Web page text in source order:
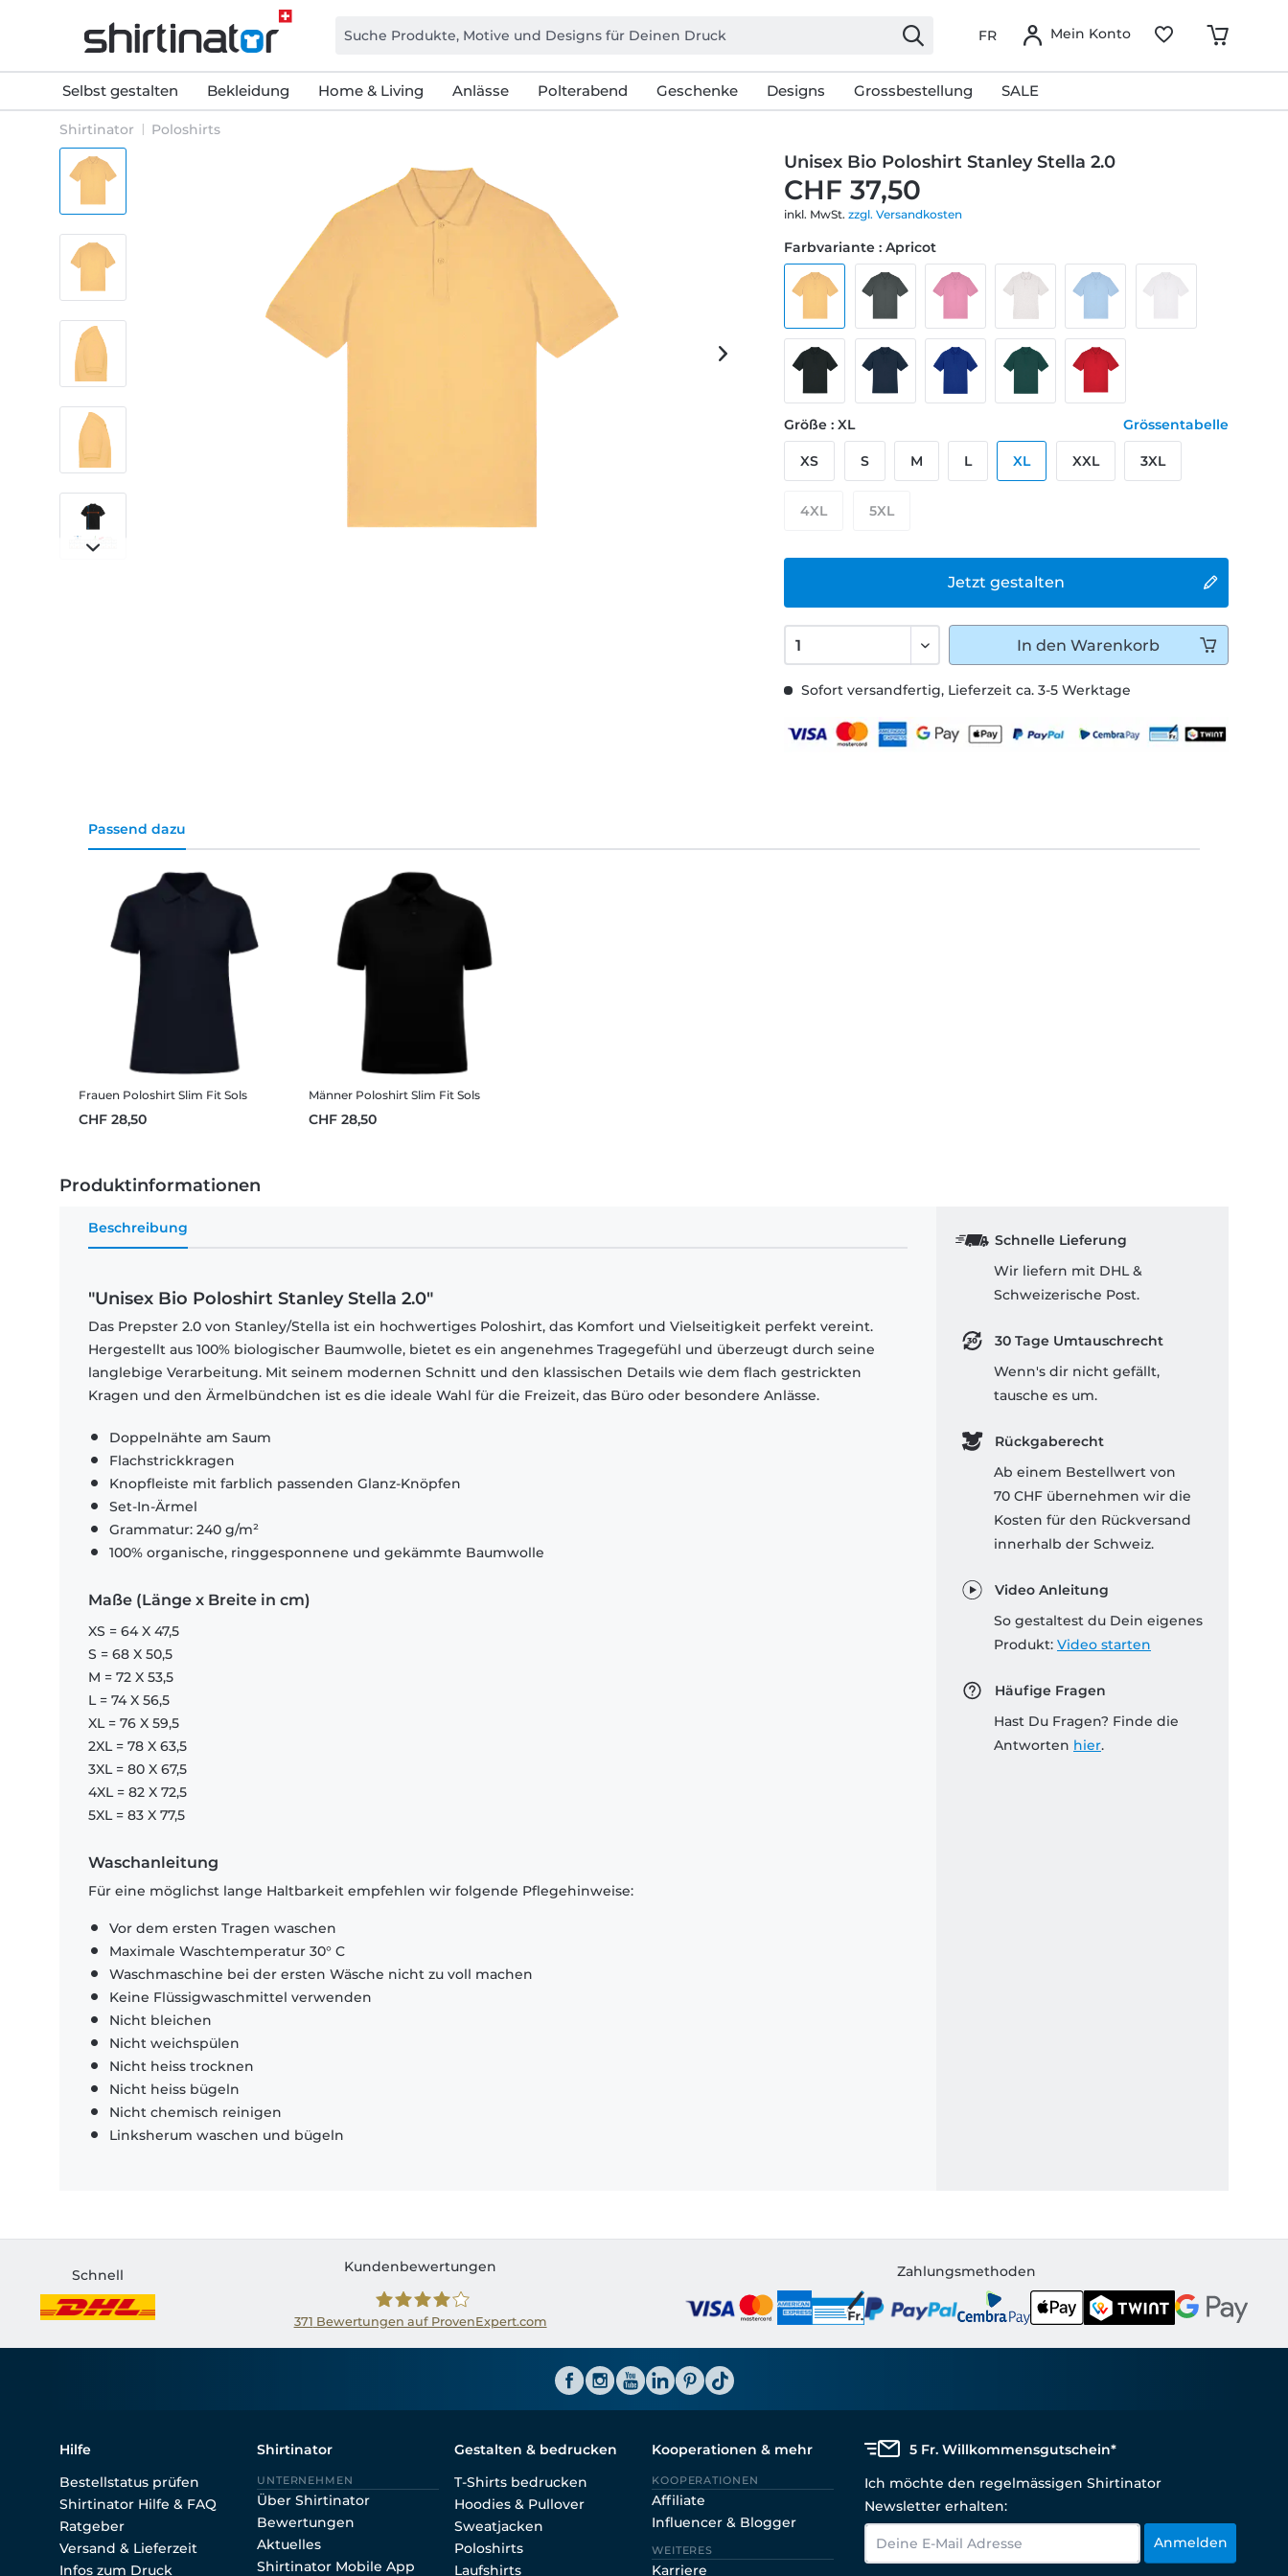
FR Mein Konto
Selbst gestalten Bekleidung Home & Living Anlässe Polterabend Geschenke Designs Grossbestellung SALE
Shirtinator Poloshirts
Unisex Bio Poloshirt Stanley Stella 2.0
CHF 37,50
inkl. MwSt.zzgl. Versandkosten
Sofort versandfertig, Lieferzeit ca. 3-5 Werktage
Jetzt gestalten
Farbvariante : Apricot
Größe : XL Grössentabelle
XS S M L XL XXL 3XL
4XL 5XL
In den Warenkorb
Passend dazu
Frauen Poloshirt Slim Fit Sols
CHF 28,50
Männer Poloshirt Slim Fit Sols
CHF 28,50
Produktinformationen
Beschreibung
"Unisex Bio Poloshirt Stanley Stella 2.0"
Das Prepster 2.0 von Stanley/Stella ist ein hochwertiges Poloshirt, das Komfort und Vielseitigkeit perfekt vereint.
Hergestellt aus 100% biologischer Baumwolle, bietet es ein angenehmes Tragegefühl und überzeugt durch seine
langlebige Verarbeitung. Mit seinem modernen Schnitt und den klassischen Details wie dem flach gestrickten
Kragen und den Ärmelbündchen ist es die ideale Wahl für die Freizeit, das Büro oder besondere Anlässe.
Doppelnähte am Saum
Flachstrickkragen
Knopfleiste mit farblich passenden Glanz-Knöpfen
Set-In-Ärmel
Grammatur: 240 g/m²
100% organische, ringgesponnene und gekämmte Baumwolle
Maße (Länge x Breite in cm)
XS = 64 X 47,5
S = 68 X 50,5
M = 72 X 53,5
L = 74 X 56,5
XL = 76 X 59,5
2XL = 78 X 63,5
3XL = 80 X 67,5
4XL = 82 X 72,5
5XL = 83 X 77,5
Waschanleitung
Für eine möglichst lange Haltbarkeit empfehlen wir folgende Pflegehinweise:
Vor dem ersten Tragen waschen
Maximale Waschtemperatur 30° C
Waschmaschine bei der ersten Wäsche nicht zu voll machen
Keine Flüssigwaschmittel verwenden
Nicht bleichen
Nicht weichspülen
Nicht heiss trocknen
Nicht heiss bügeln
Nicht chemisch reinigen
Linksherum waschen und bügeln
Schnelle Lieferung
Wir liefern mit DHL &
Schweizerische Post.
30 Tage Umtauschrecht
Wenn's dir nicht gefällt,
tausche es um.
Rückgaberecht
Ab einem Bestellwert von
70 CHF übernehmen wir die
Kosten für den Rückversand
innerhalb der Schweiz.
Video Anleitung
So gestaltest du Dein eigenes
Produkt: Video starten
Häufige Fragen
Hast Du Fragen? Finde die
Antworten hier.
Schnell
Kundenbewertungen
371 Bewertungen auf ProvenExpert.com
Zahlungsmethoden
Hilfe
Bestellstatus prüfen
Shirtinator Hilfe & FAQ
Ratgeber
Versand & Lieferzeit
Infos zum Druck
Shirtinator
UNTERNEHMEN
Über Shirtinator
Bewertungen
Aktuelles
Shirtinator Mobile App
Gestalten & bedrucken
T-Shirts bedrucken
Hoodies & Pullover
Sweatjacken
Poloshirts
Laufshirts
Kooperationen & mehr
KOOPERATIONEN
Affiliate
Influencer & Blogger
WEITERES
Karriere
5 Fr. Willkommensgutschein*
Ich möchte den regelmässigen Shirtinator
Newsletter erhalten:
Anmelden